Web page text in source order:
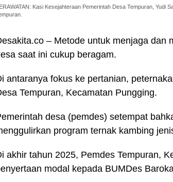
Kasi Kesejahteraan Pemerintah Desa Tempuran, Yudi
– Metode untuk menjaga dan
saat ini cukup beragam.
antaranya fokus ke pertanian,
Tempuran, Kecamatan Pungging.
desa (pemdes) setempat
program ternak kambing
akhir tahun 2025, Pemdes Tempuran,
modal kepada BUMDes